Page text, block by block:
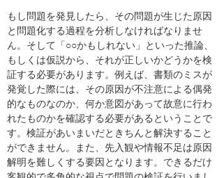
もし問題を発見したら、その問題が生じた原因
と問題化する過程を分析しなければなりませ
ん。そして「○○かもしれない」といった推論、
もしくは仮説から、それが正しいかどうかを検
証する必要があります。例えば、書類のミスが
発覚した際には、その原因が不注意による偶発
的なものなのか、何か意図があって故意に行わ
れたものかを確認する必要があるということで
す。検証があいまいだときちんと解決すること
ができません。また、先入観や情報不足は原因
解明を難しくする要因となります。できるだけ